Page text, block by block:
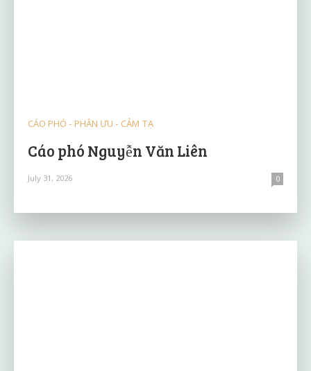
CÁO PHÓ - PHÂN ƯU - CẢM TẠ
Cáo phó Nguyễn Văn Liên
July 31, 2026 0